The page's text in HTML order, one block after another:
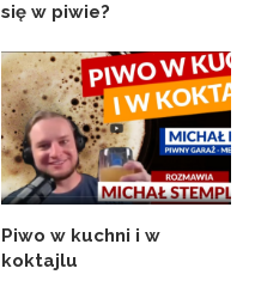
się w piwie?
Piwo w kuchni i w
koktajlu